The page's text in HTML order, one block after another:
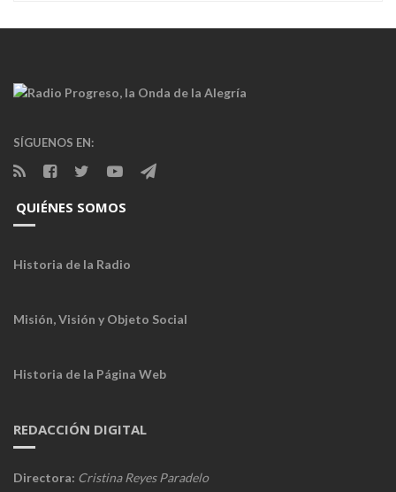
SÍGUENOS EN:
QUIÉNES SOMOS
Historia de la Radio
Misión, Visión y Objeto Social
Historia de la Página Web
REDACCIÓN DIGITAL
Directora: Cristina Reyes Paradelo